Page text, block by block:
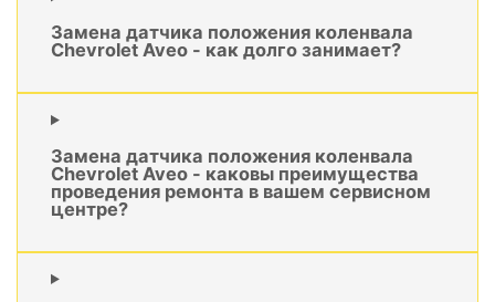
Замена датчика положения коленвала
Chevrolet Aveo - как долго занимает?
Замена датчика положения коленвала
Chevrolet Aveo - каковы преимущества
проведения ремонта в вашем сервисном
центре?